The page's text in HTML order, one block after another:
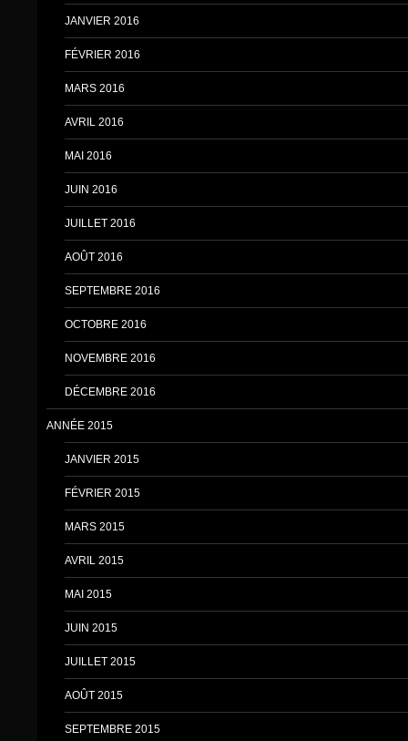
JANVIER 2016
FÉVRIER 2016
MARS 2016
AVRIL 2016
MAI 2016
JUIN 2016
JUILLET 2016
AOÛT 2016
SEPTEMBRE 2016
OCTOBRE 2016
NOVEMBRE 2016
DÉCEMBRE 2016
ANNÉE 2015
JANVIER 2015
FÉVRIER 2015
MARS 2015
AVRIL 2015
MAI 2015
JUIN 2015
JUILLET 2015
AOÛT 2015
SEPTEMBRE 2015